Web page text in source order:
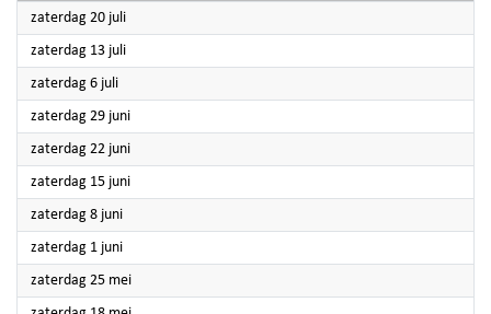
zaterdag 20 juli2024
zaterdag 13 juli2024
zaterdag 6 juli2024
zaterdag 29 juni2024
zaterdag 22 juni2024
zaterdag 15 juni2024
zaterdag 8 juni2024
zaterdag 1 juni2024
zaterdag 25 mei2024